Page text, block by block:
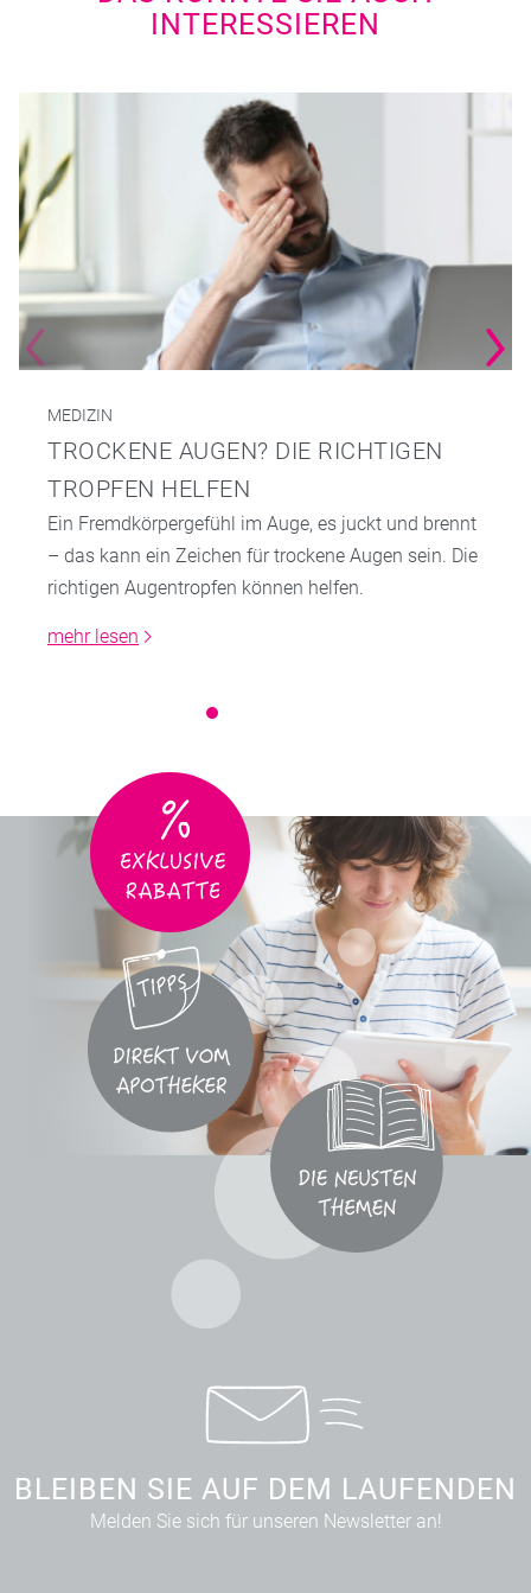
INTERESSIEREN
MEDIZIN
TROCKENE AUGEN? DIE RICHTIGEN
TROPFEN HELFEN
Ein Fremdkörpergefühl im Auge, es juckt und brennt
– das kann ein Zeichen für trockene Augen sein. Die
richtigen Augentropfen können helfen.
mehr lesen
BLEIBEN SIE AUF DEM LAUFENDEN
Melden Sie sich für unseren Newsletter an!